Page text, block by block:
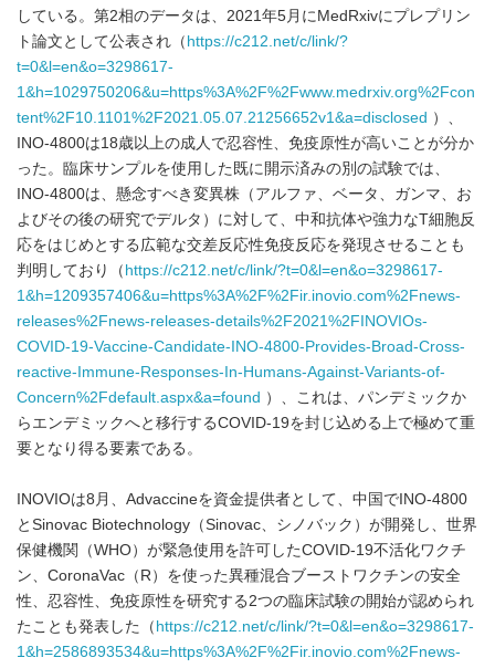
している。第2相のデータは、2021年5月にMedRxivにプレプリン
ト論文として公表され（ https://c212.net/c/link/?
t=0&l=en&o=3298617-
1&h=1029750206&u=https%3A%2F%2Fwww.medrxiv.org%2Fcon
tent%2F10.1101%2F2021.05.07.21256652v1&a=disclosed ）、
INO-4800は18歳以上の成人で忍容性、免疫原性が高いことが分か
った。臨床サンプルを使用した既に開示済みの別の試験では、
INO-4800は、懸念すべき変異株（アルファ、ベータ、ガンマ、お
よびその後の研究でデルタ）に対して、中和抗体や強力なT細胞反
応をはじめとする広範な交差反応性免疫反応を発現させることも
判明しており（ https://c212.net/c/link/?t=0&l=en&o=3298617-
1&h=1209357406&u=https%3A%2F%2Fir.inovio.com%2Fnews-
releases%2Fnews-releases-details%2F2021%2FINOVIOs-
COVID-19-Vaccine-Candidate-INO-4800-Provides-Broad-Cross-
reactive-Immune-Responses-In-Humans-Against-Variants-of-
Concern%2Fdefault.aspx&a=found ）、これは、パンデミックか
らエンデミックへと移行するCOVID-19を封じ込める上で極めて重
要となり得る要素である。
INOVIOは8月、Advaccineを資金提供者として、中国でINO-4800
とSinovac Biotechnology（Sinovac、シノバック）が開発し、世界
保健機関（WHO）が緊急使用を許可したCOVID-19不活化ワクチ
ン、CoronaVac（R）を使った異種混合ブーストワクチンの安全
性、忍容性、免疫原性を研究する2つの臨床試験の開始が認められ
たことも発表した（ https://c212.net/c/link/?t=0&l=en&o=3298617-
1&h=2586893534&u=https%3A%2F%2Fir.inovio.com%2Fnews-